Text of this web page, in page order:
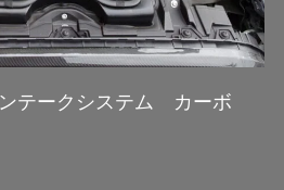
テークシステム カーボ